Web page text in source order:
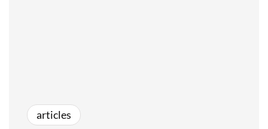
articles